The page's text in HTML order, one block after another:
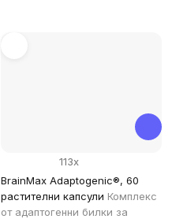
BrainMax Adaptogenic®, 60
растителни капсули Комплекс
от адаптогенни билки за
113x